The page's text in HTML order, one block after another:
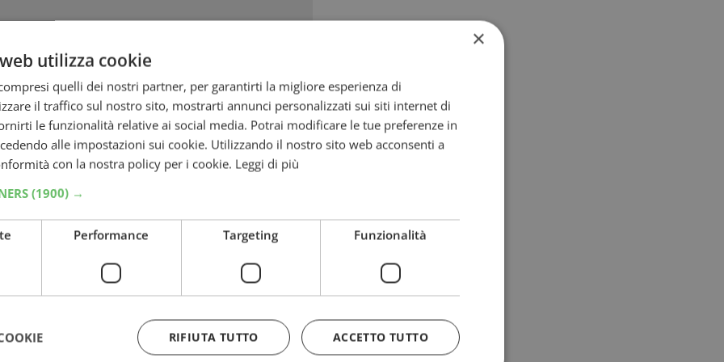
ti permette di partecipare alla raccolta
Nello specifico, ti verrà
. Il sabato riceverai i punti doppi, mentre la
che ogni euro di spesa riceverai ben
più richiesti e ambiti sono sicuramente in
moltissimo. Ci sono anche borsoni,
×
utilizza cookie
quelli dei nostri partner, per garantirti la migliore esperienza di
il traffico sul nostro sito, mostrarti annunci personalizzati sui siti internet di
le funzionalità relative ai social media. Potrai modificare le tue preferenze in
alle impostazioni sui cookie. Utilizzando il nostro sito web acconsenti a
con la nostra policy per i cookie. Leggi di più
(1900) →
Performance Targeting Funzionalità
ACCETTO TUTTO
RIFIUTA TUTTO